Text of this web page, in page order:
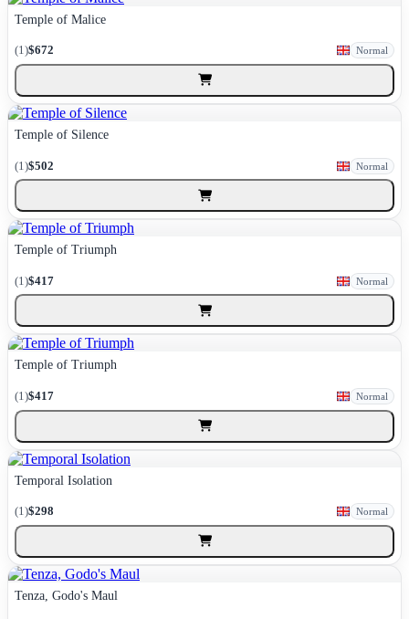
Temple of Malice
(1)$672 Normal
Temple of Silence
(1)$502 Normal
Temple of Triumph
(1)$417 Normal
Temple of Triumph
(1)$417 Normal
Temporal Isolation
(1)$298 Normal
Tenza, Godo's Maul